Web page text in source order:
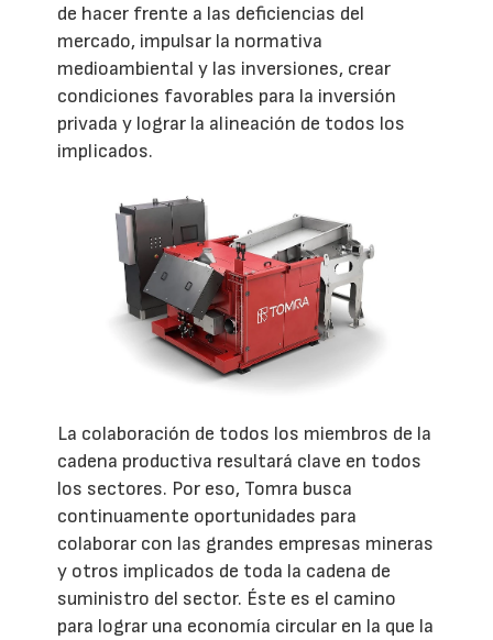
de hacer frente a las deficiencias del
mercado, impulsar la normativa
medioambiental y las inversiones, crear
condiciones favorables para la inversión
privada y lograr la alineación de todos los
implicados.
La colaboración de todos los miembros de la
cadena productiva resultará clave en todos
los sectores. Por eso, Tomra busca
continuamente oportunidades para
colaborar con las grandes empresas mineras
y otros implicados de toda la cadena de
suministro del sector. Éste es el camino
para lograr una economía circular en la que la